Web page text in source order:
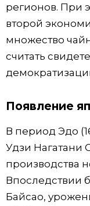
регионов. При
второй
множество
считать
Появление
В период Эдо
Удзи Нагатани
производства
Впоследствии
Байсао,